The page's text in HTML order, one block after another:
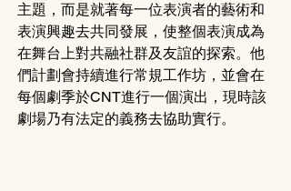
主題，而是就著每一位表演者的藝術和
表演興趣去共同發展，使整個表演成為
在舞台上對共融社群及友誼的探索。他
們計劃會持續進行常規工作坊，並會在
每個劇季於CNT進行一個演出，現時該
劇場乃有法定的義務去協助實行。